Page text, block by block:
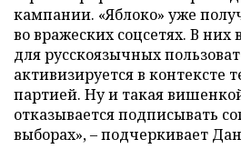
кампании. «Яблоко» уже
во вражеских соцсетях. В
для русскоязычных
активизируется в контексте
партией. Ну и такая
отказывается подписывать
выборах», – подчеркивает